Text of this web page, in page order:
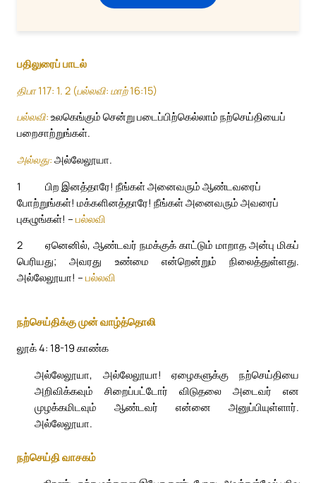
பதிலுரைப் பாடல்
திபா 117: 1. 2 (பல்லவி: மாற் 16:15)
பல்லவி: உலகெங்கும் சென்று படைப்பிற்கெல்லாம் நற்செய்தியைப்
பறைசாற்றுங்கள்.
அல்லது: அல்லேலூயா.
1
பிற இனத்தாரே! நீங்கள் அனைவரும் ஆண்டவரைப்
போற்றுங்கள்! மக்களினத்தாரே! நீங்கள் அனைவரும் அவரைப்
புகழுங்கள்! – பல்லவி
2
ஏனெனில், ஆண்டவர் நமக்குக் காட்டும் மாறாத அன்பு மிகப்
பெரியது; அவரது உண்மை என்றென்றும் நிலைத்துள்ளது.
அல்லேலூயா! – பல்லவி
நற்செய்திக்கு முன் வாழ்த்தொலி
லூக் 4: 18-19 காண்க
அல்லேலூயா, அல்லேலூயா! ஏழைகளுக்கு நற்செய்தியை
அறிவிக்கவும் சிறைப்பட்டோர் விடுதலை அடைவர் என
முழக்கமிடவும் ஆண்டவர் என்னை அனுப்பியுள்ளார்.
அல்லேலூயா.
நற்செய்தி வாசகம்